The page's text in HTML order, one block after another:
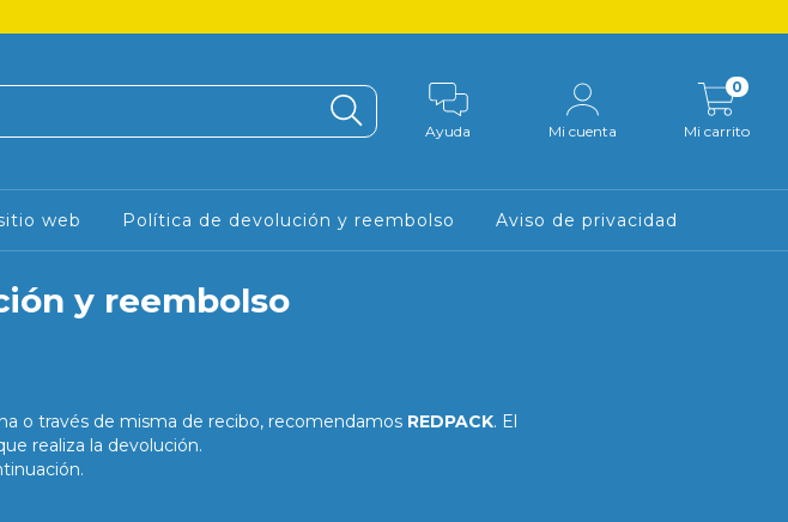
Ayuda Mi cuenta Mi carrito
0
web Política de devolución y reembolso Aviso de privacidad
y reembolso
o través de misma de recibo, recomendamos REDPACK. El
realiza la devolución.